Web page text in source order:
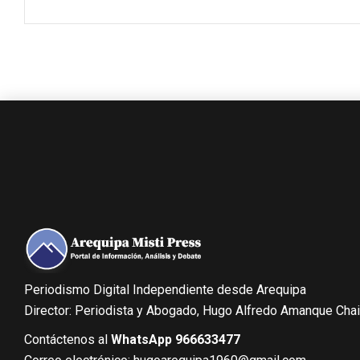
Periodismo Digital Independiente desde Arequipa
Director: Periodista y Abogado, Hugo Alfredo Amanque
Contáctenos al WhatsApp 966633477